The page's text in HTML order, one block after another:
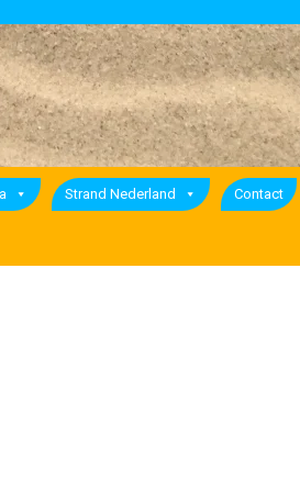
Strand Nederland Contact